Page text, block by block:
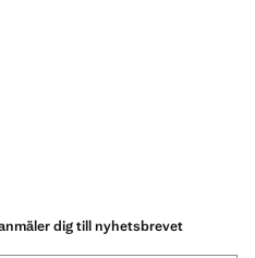
dig till nyhetsbrevet